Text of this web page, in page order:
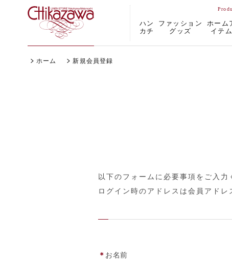
ハン
カチ
ファッション
グッズ
ホーム
イテム
ホーム 新規会員登録
以下のフォームに必要事項をご入力
ログイン時のアドレスは会員アド
＊ お名前